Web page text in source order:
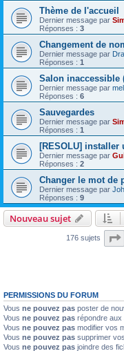
Thème de l'accueil
Dernier message par
Réponses : 3
Changement de
Dernier message par
Réponses : 1
Salon inaccessible
Dernier message par
Réponses : 6
Sauvegardes
Dernier message par
Réponses : 1
[RESOLU]
Dernier message par
Réponses : 2
Changer le mot de
Dernier message par
Réponses : 9
Nouveau sujet
176 sujets
PERMISSIONS DU FORUM
Vous ne pouvez pas poster de
Vous ne pouvez pas répondre aux
Vous ne pouvez pas modifier vos
Vous ne pouvez pas supprimer
Vous ne pouvez pas joindre des